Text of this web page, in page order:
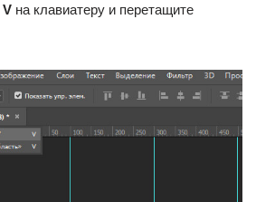
V на клавиатеру и перетащите